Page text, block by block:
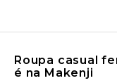
Roupa casual
é na Makenji